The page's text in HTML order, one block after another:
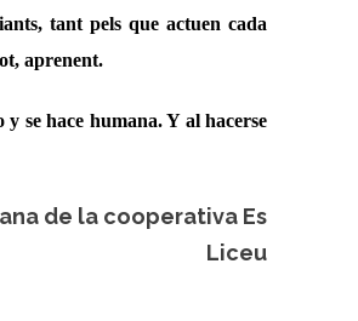
tant pels que actuen cada
aprenent.
se hace humana. Y al hacerse
de la cooperativa Es
Liceu